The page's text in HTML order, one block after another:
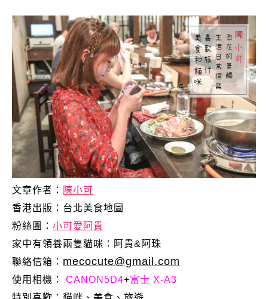
文章作者： 陳小可
香港出版： 台北美食地圖
粉絲團： 小可愛阿貴
家中有領養兩隻貓咪：阿貴&阿珠
聯絡信箱： mecocute@gmail.com
使用相機： CANON5D4+富士 X-A3